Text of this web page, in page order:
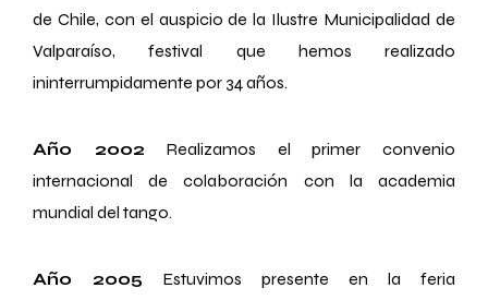
de Chile, con el auspicio de la Ilustre Municipalidad de
Valparaíso, festival que hemos realizado
ininterrumpidamente por 34 años.
Año 2002 Realizamos el primer convenio
internacional de colaboración con la academia
mundial del tango.
Año 2005 Estuvimos presente en la feria